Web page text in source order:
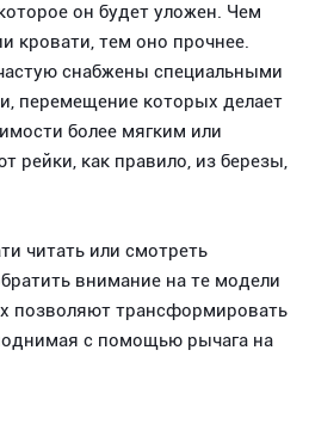
он будет уложен. Чем
кровати, тем оно прочнее.
снабжены специальными
перемещение которых делает
более мягким или
рейки, как правило, из березы,
читать или смотреть
внимание на те модели
позволяют трансформировать
с помощью рычага на